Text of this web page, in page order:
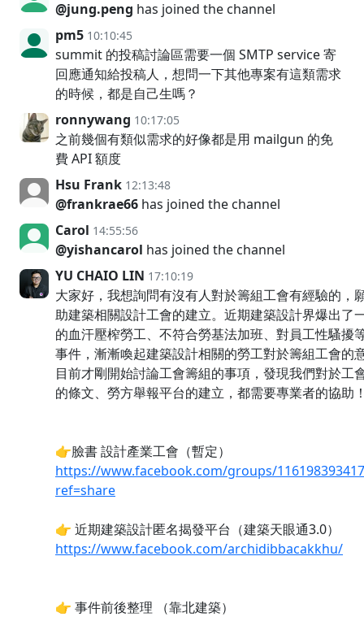
@jung.peng has joined the channel
pm5 10:10:45
summit 的投稿討論區需要一個 SMTP service 寄
回應通知給投稿人，想問一下其他專案有這類需求
的時候，都是自己生嗎？
ronnywang 10:17:05
之前幾個有類似需求的好像都是用 mailgun 的免
費 API 額度
Hsu Frank 12:13:48
@frankrae66 has joined the channel
Carol 14:55:56
@yishancarol has joined the channel
YU CHAIO LIN 17:10:19
大家好，我想詢問有沒有人對於籌組工會有經驗的，
助建築相關設計工會的建立。近期建築設計界爆出了
的血汗壓榨勞工、不符合勞基法加班、對員工性騷擾
事件，漸漸喚起建築設計相關的勞工對於籌組工會的
目前才剛開始討論工會籌組的事項，發現我們對於工
的條文、勞方舉報平台的建立，都需要專業者的協助
👉臉書 設計產業工會（暫定）
https://www.facebook.com/groups/
ref=share
👉 近期建築設計匿名揭發平台（建築天眼通3.0）
https://www.facebook.com/archidibbacakkhu/
👉 事件前後整理 （靠北建築）